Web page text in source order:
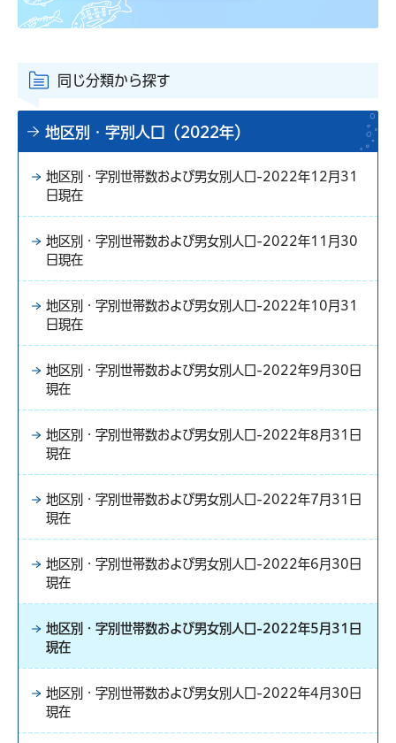
同じ分類から探す
地区別・字別人口（2022年）
地区別・字別世帯数および男女別人口-2022年12月31
日現在
地区別・字別世帯数および男女別人口-2022年11月30
日現在
地区別・字別世帯数および男女別人口-2022年10月31
日現在
地区別・字別世帯数および男女別人口-2022年9月30日
現在
地区別・字別世帯数および男女別人口-2022年8月31日
現在
地区別・字別世帯数および男女別人口-2022年7月31日
現在
地区別・字別世帯数および男女別人口-2022年6月30日
現在
地区別・字別世帯数および男女別人口-2022年5月31日
現在
地区別・字別世帯数および男女別人口-2022年4月30日
現在